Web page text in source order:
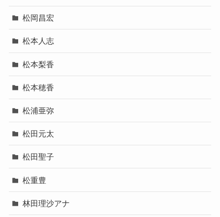
松岡昌宏
松本人志
松本梨香
松本穂香
松浦亜弥
松田元太
松田聖子
松重豊
林田理沙アナ